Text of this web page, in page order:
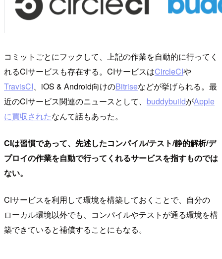
コミットごとにフックして、上記の作業を自動的に行ってく
れるCIサービスも存在する。CIサービスはCircleCIや
TravisCI、iOS & Android向けのBitriseなどが挙げられる。最
近のCIサービス関連のニュースとして、 buddybuildがApple
に買収されたなんて話もあった。
CIは習慣であって、先述したコンパイル/テスト/静的解析/デ
プロイの作業を自動で行ってくれるサービスを指すものでは
ない。
CIサービスを利用して環境を構築しておくことで、自分の
ローカル環境以外でも、コンパイルやテストが通る環境を構
築できていると補償することにもなる。